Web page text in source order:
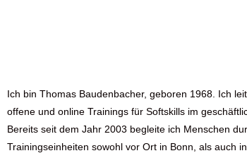
Ich bin Thomas Baudenbacher, geboren 1968. Ich
offene und online Trainings für Softskills im
Bereits seit dem Jahr 2003 begleite ich Menschen
Trainingseinheiten sowohl vor Ort in Bonn, als auch